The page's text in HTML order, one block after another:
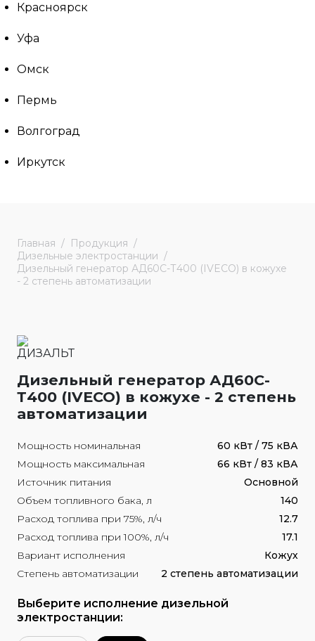
Красноярск
Уфа
Омск
Пермь
Волгоград
Иркутск
Главная
Продукция
Дизельные электростанции
Дизельный генератор АД60С-Т400 (IVECO) в кожухе
- 2 степень автоматизации
Дизельный генератор АД60С-
Т400 (IVECO) в кожухе - 2 степень
автоматизации
Мощность номинальная
60 кВт / 75 кВА
Мощность максимальная
66 кВт / 83 кВА
Источник питания
Основной
Объем топливного бака, л
140
Расход топлива при 75%, л/ч
12.7
Расход топлива при 100%, л/ч
17.1
Вариант исполнения
Кожух
Степень автоматизации
2 степень автоматизации
Выберите исполнение дизельной
электростанции: